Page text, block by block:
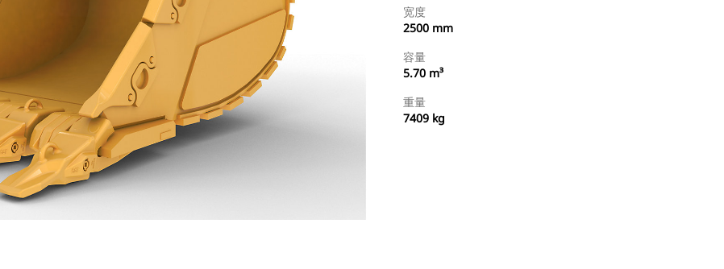
宽度
2500 mm
容量
5.70 m³
重量
7409 kg